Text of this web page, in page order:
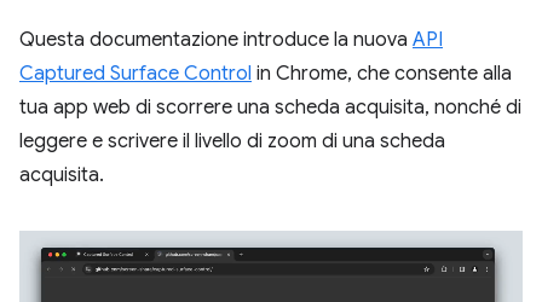
Questa documentazione introduce la nuova API
Captured Surface Control in Chrome, che consente alla
tua app web di scorrere una scheda acquisita, nonché di
leggere e scrivere il livello di zoom di una scheda
acquisita.